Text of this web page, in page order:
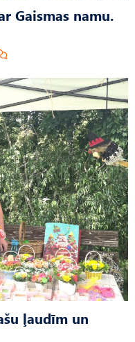
Gaismas namu.
ļaudīm un